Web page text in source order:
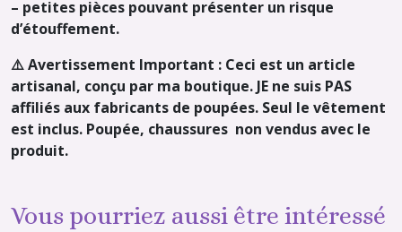
– petites pièces pouvant présenter un risque
d’étouffement.
⚠️ Avertissement Important : Ceci est un article
artisanal, conçu par ma boutique. JE ne suis PAS
affiliés aux fabricants de poupées. Seul le vêtement
est inclus. Poupée, chaussures non vendus avec le
produit.
Vous pourriez aussi être intéressé